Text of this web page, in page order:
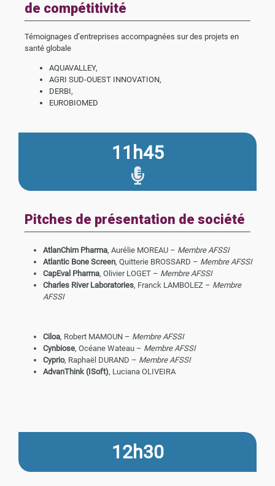
de compétitivité
Témoignages d’entreprises accompagnées sur des projets en
santé globale
AQUAVALLEY,
AGRI SUD-OUEST INNOVATION,
DERBI,
EUROBIOMED
11h45
Pitches de présentation de société
AtlanChim Pharma, Aurélie MOREAU – Membre AFSSI
Atlantic Bone Screen, Quitterie BROSSARD – Membre AFSSI
CapEval Pharma, Olivier LOGET – Membre AFSSI
Charles River Laboratories, Franck LAMBOLEZ – Membre
AFSSI
Ciloa, Robert MAMOUN – Membre AFSSI
Cynbiose, Océane Wateau – Membre AFSSI
Cyprio, Raphaël DURAND – Membre AFSSI
AdvanThink (ISoft), Luciana OLIVEIRA
12h30